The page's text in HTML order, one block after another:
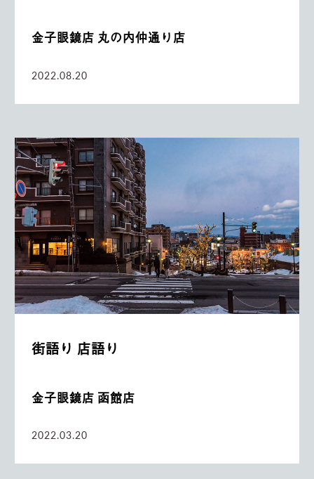
金子眼鏡店 丸の内仲通り店
2022.08.20
街語り 店語り
金子眼鏡店 函館店
2022.03.20